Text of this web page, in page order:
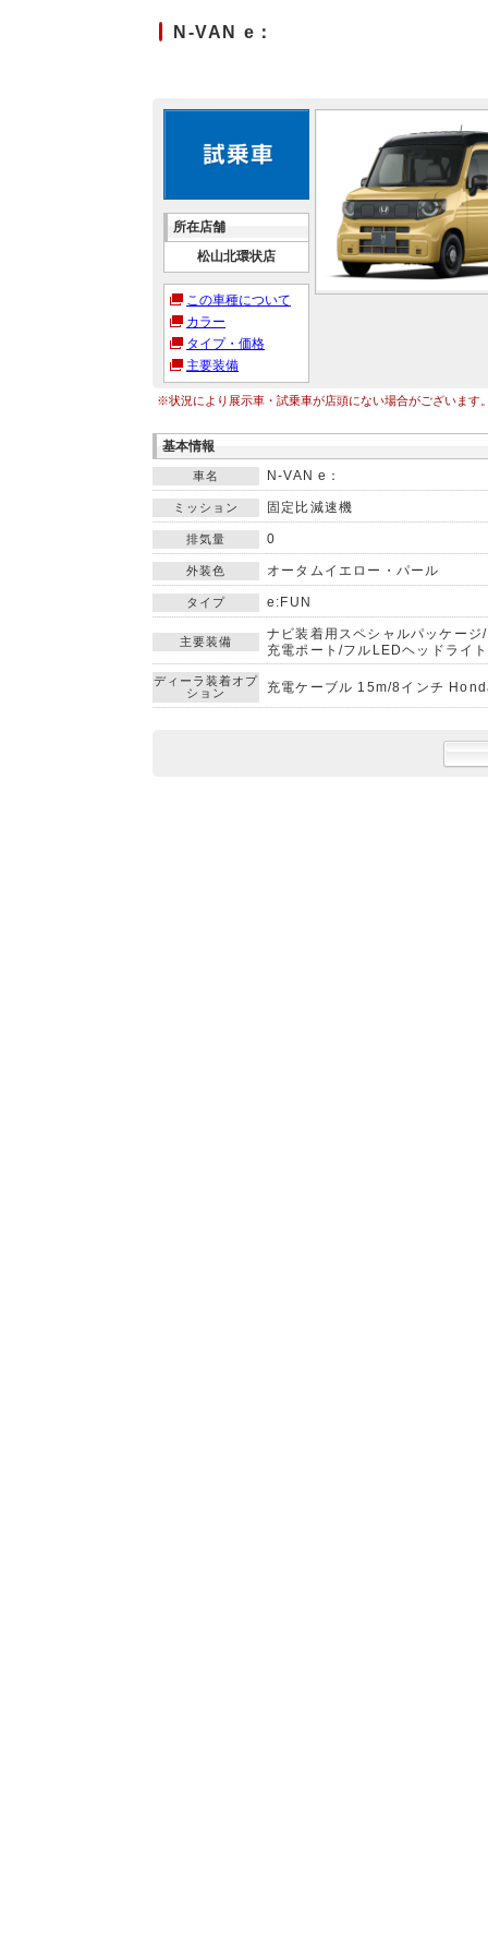
N-VAN e：
所在店舗
松山北環状店
この車種について
カラー
タイプ・価格
主要装備
※状況により展示車・試乗車が店頭にない場合がございます
基本情報
車名 N-VAN e：
ミッション 固定比減速機
排気量 0
外装色 オータムイエロー・パール
タイプ e:FUN
主要装備
ナビ装着用スペシャルパッケー
充電ポート/フルLEDヘッドライト
ディーラ装着オプ
ション
充電ケーブル 15m/8インチ